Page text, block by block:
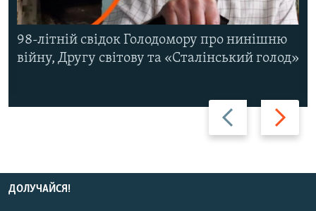
Назад Вперед
98-літній свідок Голодомору про нинішню
війну, Другу світову та «Сталінський голод»
ДОЛУЧАЙСЯ!